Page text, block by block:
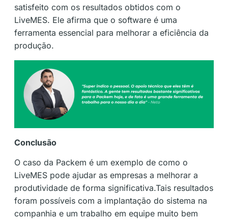
satisfeito com os resultados obtidos com o
LiveMES. Ele afirma que o software é uma
ferramenta essencial para melhorar a eficiência da
produção.
Conclusão
O caso da Packem é um exemplo de como o
LiveMES pode ajudar as empresas a melhorar a
produtividade de forma significativa.Tais resultados
foram possíveis com a implantação do sistema na
companhia e um trabalho em equipe muito bem